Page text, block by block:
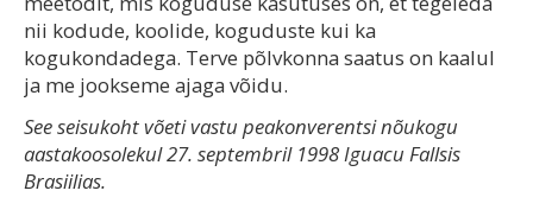
nii kodude, koolide, koguduste kui ka
kogukondadega. Terve põlvkonna saatus on kaalul
ja me jookseme ajaga võidu.
See seisukoht võeti vastu peakonverentsi nõukogu
aastakoosolekul 27. septembril 1998 Iguacu Fallsis
Brasiilias.